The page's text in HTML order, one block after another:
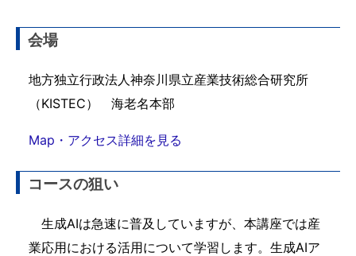
会場
地方独立行政法人神奈川県立産業技術総合研究所
（KISTEC） 海老名本部
Map・アクセス詳細を見る
コースの狙い
生成AIは急速に普及していますが、本講座では産
業応用における活用について学習します。生成AIア